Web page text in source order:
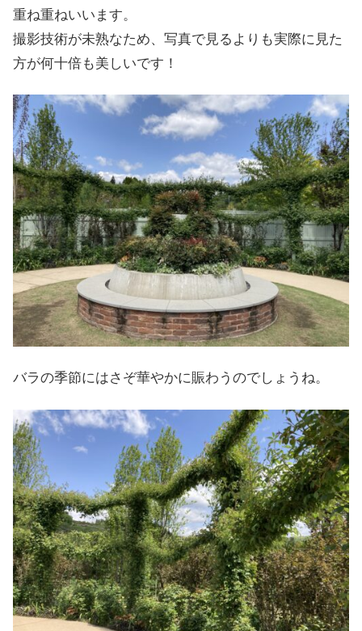
重ね重ねいいます。
撮影技術が未熟なため、写真で見るよりも実際に見た
方が何十倍も美しいです！
バラの季節にはさぞ華やかに賑わうのでしょうね。